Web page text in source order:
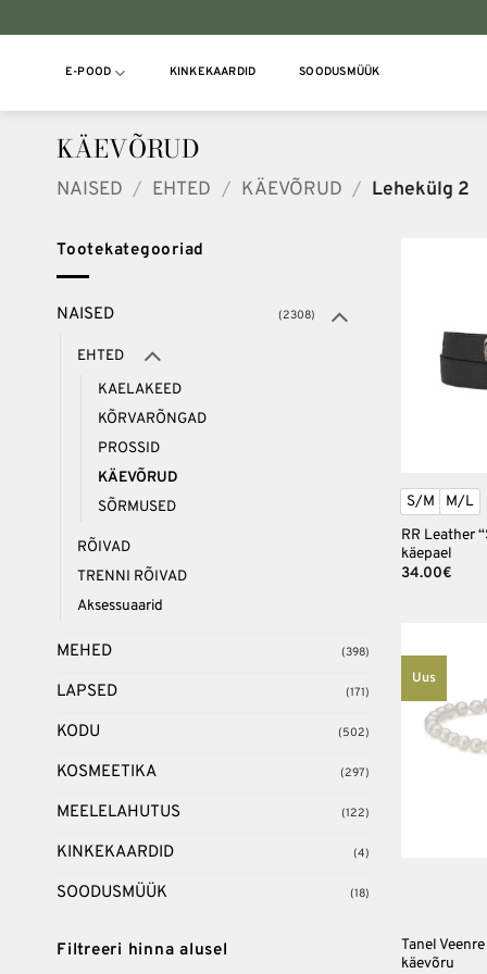
to
E-POOD KINKEKAARDID SOODUSMÜÜK
KÄEVÕRUD
NAISED / EHTED / KÄEVÕRUD / Lehekülg 2
Tootekategooriad
NAISED (2308)
EHTED
KAELAKEED
KÕRVARÕNGAD
PROSSID
KÄEVÕRUD
SÕRMUSED
RÕIVAD
TRENNI RÕIVAD
Aksessuaarid
MEHED (398)
LAPSED (171)
KODU (502)
KOSMEETIKA (297)
MEELELAHUTUS (122)
KINKEKAARDID (4)
SOODUSMÜÜK (18)
Filtreeri hinna alusel
S/M
M/L
RR Leather
käepael
34.00€
Uus
Tanel
käevõru